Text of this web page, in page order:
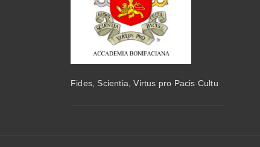
Fides, Scientia, Virtus pro Pacis Cultu